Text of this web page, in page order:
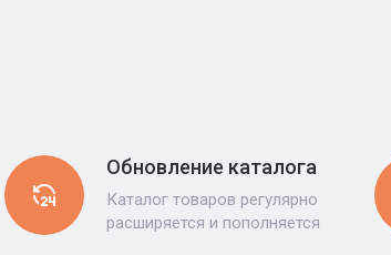
Обновление каталога
Каталог товаров регулярно
расширяется и пополняется